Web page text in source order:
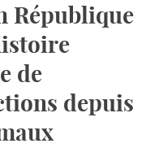
République
de
depuis